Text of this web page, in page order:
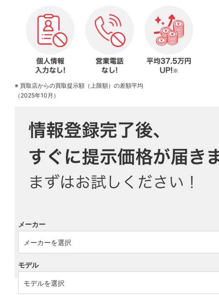
※ 買取店からの買取提示額（上限額）の差額平均
（2025年10月）
メーカー
モデル